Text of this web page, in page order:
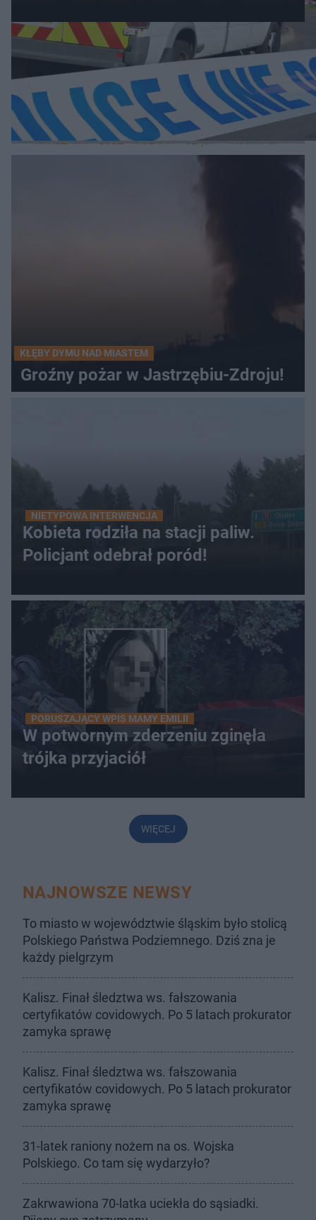
WIĘCEJ
LOKALNE
WARSZAWA ŁÓDŹ POZNAŃ ŚLĄSK
KŁĘBY DYMU NAD MIASTEM
Groźny pożar w Jastrzębiu-Zdroju!
NIETYPOWA INTERWENCJA
Kobieta rodziła na stacji paliw.
Policjant odebrał poród!
PORUSZAJĄCY WPIS MAMY EMILII
W potwornym zderzeniu zginęła
trójka przyjaciół
WIĘCEJ
NAJNOWSZE NEWSY
To miasto w województwie śląskim było stolicą
Polskiego Państwa Podziemnego. Dziś zna je
każdy pielgrzym
Kalisz. Finał śledztwa ws. fałszowania
certyfikatów covidowych. Po 5 latach prokurator
zamyka sprawę
Kalisz. Finał śledztwa ws. fałszowania
certyfikatów covidowych. Po 5 latach prokurator
zamyka sprawę
31-latek raniony nożem na os. Wojska
Polskiego. Co tam się wydarzyło?
Zakrwawiona 70-latka uciekła do sąsiadki.